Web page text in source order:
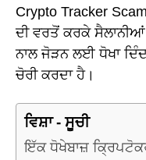
Crypto Tracker
ਦੀ ਵਰਤੋਂ ਕਰਕੇ
ਨਾਲ ਜੋੜਨ ਲਈ ਧੋਖਾ
ਚੋਰੀ ਕਰਦਾ ਹੈ।
ਵਿਸ਼ਾ - ਸੂਚੀ
ਇੱਕ ਧੋਖੇਬਾਜ਼